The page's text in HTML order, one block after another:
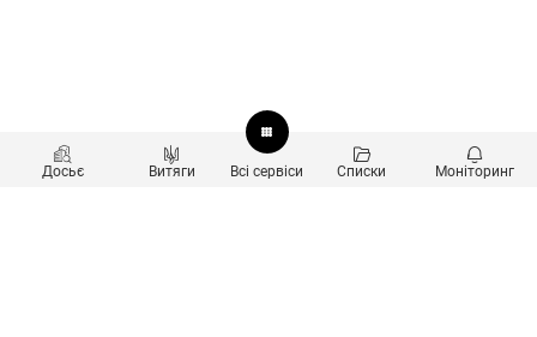
Досьє Витяги Всі сервіси Списки Моніторинг